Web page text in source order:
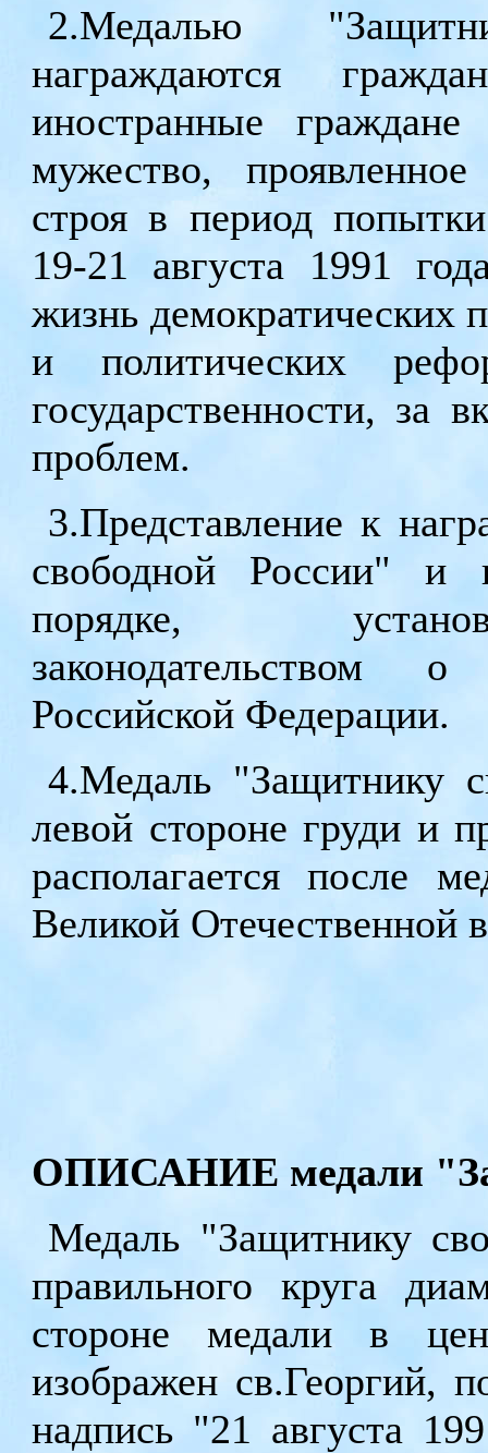
2.Медалью
награждаются
иностранные
мужество,
строя в период попытки
19-21 августа 1991
жизнь демократических
и политических
государственности, за
проблем.
3.Представление к
свободной России" и
порядке,
законодательством
Российской Федерации.
4.Медаль "Защитнику
левой стороне груди и
располагается после
Великой Отечественной
ОПИСАНИЕ медали
Медаль "Защитнику
правильного круга
стороне медали в
изображен св.Георгий,
надпись "21 августа